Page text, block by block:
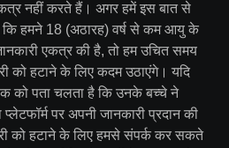
नहीं करते हैं। अगर हमें इस बात से
कि हमने 18 (अठारह) वर्ष से कम आयु के
एकत्र की है, तो हम उचित समय
को हटाने के लिए कदम उठाएंगे। यदि
को पता चलता है कि उनके बच्चे ने
पर अपनी जानकारी प्रदान की
को हटाने के लिए हमसे संपर्क कर सकते